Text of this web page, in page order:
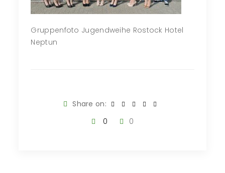
Gruppenfoto Jugendweihe Rostock Hotel
Neptun
Share on:
0
0